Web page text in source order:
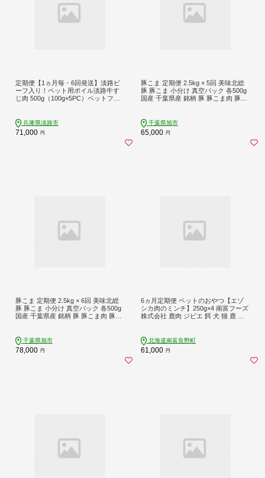
定期便【1ヵ月毎・6回発送】淡路ビ
ーフ入り！ペット用ボイル淡路牛す
じ肉 500g（100g×5PC）ペットフー
兵庫県淡路市
71,000 円
豚こま 定期便 2.5kg × 5回 美味北総
豚 豚こま 小分け 真空パック 各500g
国産 千葉県産 銘柄 豚 豚こま肉 豚コ
千葉県旭市
65,000 円
豚こま 定期便 2.5kg × 6回 美味北総
豚 豚こま 小分け 真空パック 各500g
国産 千葉県産 銘柄 豚 豚こま肉 豚コ
千葉県旭市
78,000 円
6ヵ月定期便 ペットのおやつ【エゾ
シカ肉のミンチ】250g×4 南富フーズ
株式会社 鹿肉 ジビエ 餌 犬 猫 鹿 ペ
北海道南富良野町
61,000 円